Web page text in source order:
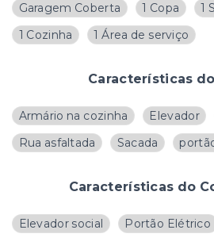
Garagem Coberta
1 Copa
1
1 Cozinha
1 Área de serviço
Características
Armário na cozinha Elevador
Rua asfaltada
Sacada
Características do
Elevador social Portão Elétrico